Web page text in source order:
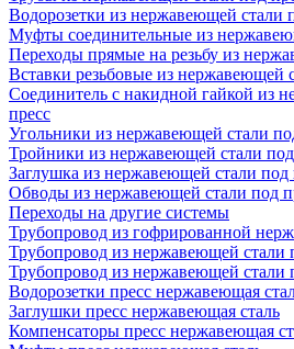
Водорозетки из нержавеющей стали
Муфты соединительные из
Переходы прямые на резьбу из
Вставки резьбовые из нержавеющей
Соединитель с накидной гайкой из
пресс
Угольники из нержавеющей стали
Тройники из нержавеющей стали
Заглушка из нержавеющей стали под
Обводы из нержавеющей стали под
Переходы на другие системы
Трубопровод из гофрированной
Трубопровод из нержавеющей стали
Трубопровод из нержавеющей стали
Водорозетки пресс нержавеющая
Заглушки пресс нержавеющая сталь
Компенсаторы пресс нержавеющая